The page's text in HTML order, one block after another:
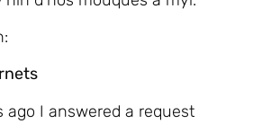
ago I answered a request